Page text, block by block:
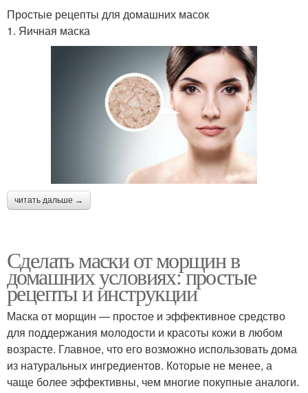
Простые рецепты для домашних масок
1. Яичная маска
читать дальше →
Сделать маски от морщин в
домашних условиях: простые
рецепты и инструкции
Маска от морщин — простое и эффективное средство
для поддержания молодости и красоты кожи в любом
возрасте. Главное, что его возможно использовать дома
из натуральных ингредиентов. Которые не менее, а
чаще более эффективны, чем многие покупные аналоги.